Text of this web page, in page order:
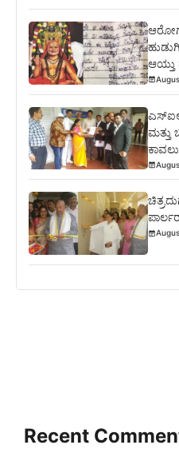
ಆಯ್ತು
ಮತ್ತು
Recent